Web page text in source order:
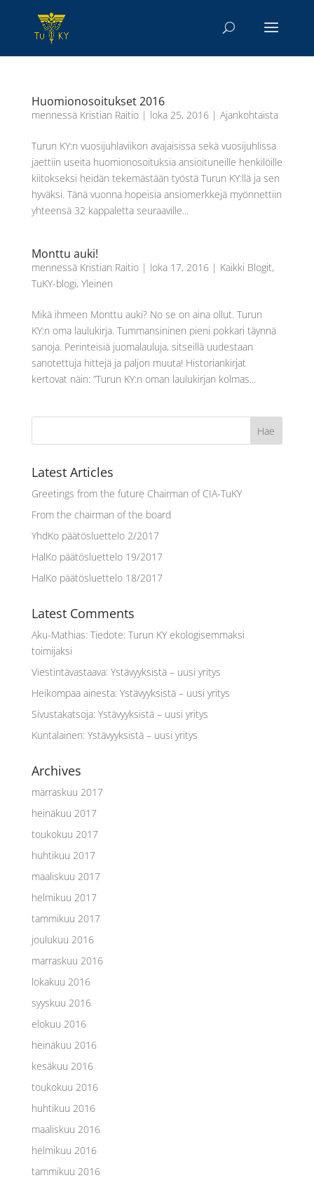
Huomionosoitukset 2016
mennessä Kristian Raitio| loka 25, 2016| Ajankohtaista
Turun KY:n vuosijuhlaviikon avajaisissa sekä vuosijuhlissa
jaettiin useita huomionosoituksia ansioituneille henkilöille
kiitokseksi heidän tekemästään työstä Turun KY:llä ja sen
hyväksi. Tänä vuonna hopeisia ansiomerkkejä myönnettiin
yhteensä 32 kappaletta seuraaville...
Monttu auki!
mennessä Kristian Raitio| loka 17, 2016| Kaikki Blogit,
TuKY-blogi, Yleinen
Mikä ihmeen Monttu auki? No se on aina ollut. Turun
KY:n oma laulukirja. Tummansininen pieni pokkari täynnä
sanoja. Perinteisiä juomalauluja, sitseillä uudestaan
sanotettuja hittejä ja paljon muuta! Historiankirjat
kertovat näin: ”Turun KY:n oman laulukirjan kolmas...
Latest Articles
Greetings from the future Chairman of CIA-TuKY
From the chairman of the board
YhdKo päätösluettelo 2/2017
HalKo päätösluettelo 19/2017
HalKo päätösluettelo 18/2017
Latest Comments
Aku-Mathias: Tiedote: Turun KY ekologisemmaksi
toimijaksi
Viestintävastaava: Ystävyyksistä – uusi yritys
Heikompaa ainesta: Ystävyyksistä – uusi yritys
Sivustakatsoja: Ystävyyksistä – uusi yritys
Kuntalainen: Ystävyyksistä – uusi yritys
Archives
marraskuu 2017
heinäkuu 2017
toukokuu 2017
huhtikuu 2017
maaliskuu 2017
helmikuu 2017
tammikuu 2017
joulukuu 2016
marraskuu 2016
lokakuu 2016
syyskuu 2016
elokuu 2016
heinäkuu 2016
kesäkuu 2016
toukokuu 2016
huhtikuu 2016
maaliskuu 2016
helmikuu 2016
tammikuu 2016